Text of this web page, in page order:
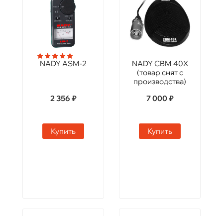
NADY ASM-2
2 356 ₽
Купить
NADY CBM 40X
(товар снят с
производства)
7 000 ₽
Купить